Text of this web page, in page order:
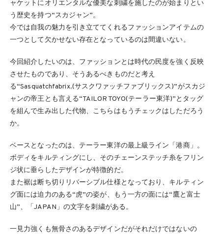
ャケットにオリエンタルな優美な刺繍を施したのが始まりとい
う歴史を持つ“スカジャン”。
今では自我の魅力を引き立ててくれるファッションアイテムの
一つとして欠かせない存在となっているのは間違いない。
今回紹介したいのは、ファッションとは時代の民度を強く反映
させたものであり、そうあるべきものだと考え
る“Sasquatchfabrix.(サスクワァッチファブリックス)”がスカジ
ャンの帝王とも言える“TAILOR TOYO(テーラー東洋)”とタッグ
を組んで生み出した代物、こちらはもうチェックはしただろう
か。
ベースとなったのは、テーラー東洋の最上級ライン「港商」。
ボディをキルティングにし、そのチェーンステッチ糸をフリン
ジ状に垂らしたデザインが特徴的だ。
また裾は断ち切りリバーシブル仕様となっており、キルティン
グ面には迫力のある“虎”の姿が、もう一方の面には“鷹と富士
山”、「JAPAN」の文字を刺繍がある。
一見力強くも無骨さのあるデザインだがそれだけではないの